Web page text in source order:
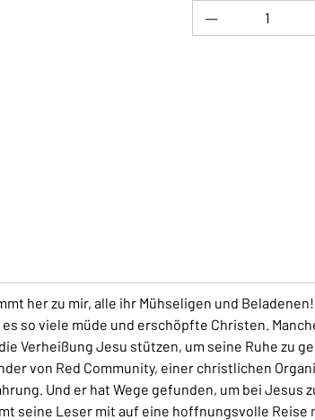
Produkt
her zu mir, alle ihr Mühseligen und
so viele müde und erschöpfte Christen.
Verheißung Jesu stützen, um seine Ruhe zu
von Red Community, einer christlichen
Und er hat Wege gefunden, um bei Jesus
seine Leser mit auf eine hoffnungsvolle